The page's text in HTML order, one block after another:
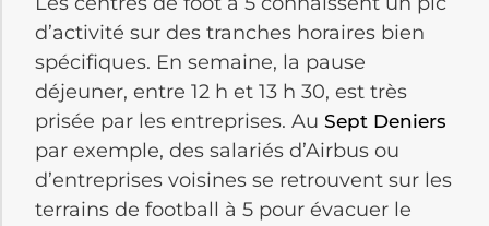
d’activité sur des tranches horaires bien
spécifiques. En semaine, la pause
déjeuner, entre 12 h et 13 h 30, est très
prisée par les entreprises. Au Sept Deniers
par exemple, des salariés d’Airbus ou
d’entreprises voisines se retrouvent sur les
terrains de football à 5 pour évacuer le